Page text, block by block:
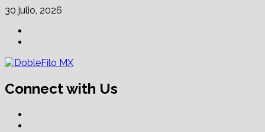
Skip
content
30 julio, 2026
Connect with Us